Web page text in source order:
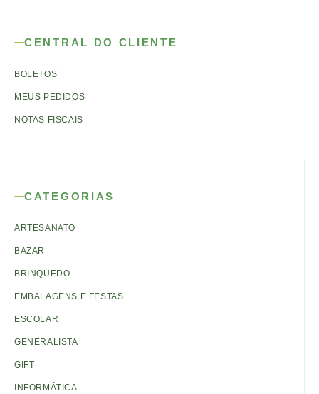
CENTRAL DO CLIENTE
BOLETOS
MEUS PEDIDOS
NOTAS FISCAIS
CATEGORIAS
ARTESANATO
BAZAR
BRINQUEDO
EMBALAGENS E FESTAS
ESCOLAR
GENERALISTA
GIFT
INFORMÁTICA